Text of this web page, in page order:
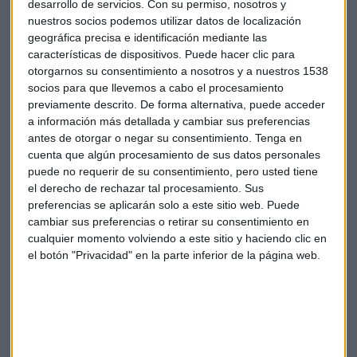
desarrollo de servicios. Con su permiso, nosotros y
nuestros socios podemos utilizar datos de localización
geográfica precisa e identificación mediante las
características de dispositivos. Puede hacer clic para
otorgarnos su consentimiento a nosotros y a nuestros 1538
socios para que llevemos a cabo el procesamiento
previamente descrito. De forma alternativa, puede acceder
a información más detallada y cambiar sus preferencias
antes de otorgar o negar su consentimiento. Tenga en
cuenta que algún procesamiento de sus datos personales
puede no requerir de su consentimiento, pero usted tiene
el derecho de rechazar tal procesamiento. Sus
preferencias se aplicarán solo a este sitio web. Puede
cambiar sus preferencias o retirar su consentimiento en
cualquier momento volviendo a este sitio y haciendo clic en
el botón "Privacidad" en la parte inferior de la página web.
Escucha la sección completa aquí:
Amazon Ofertas Black Friday Descuentos
Adele